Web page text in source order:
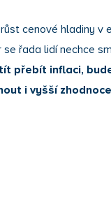
cenové hladiny v
řada lidí nechce
přebít inflaci,
i vyšší